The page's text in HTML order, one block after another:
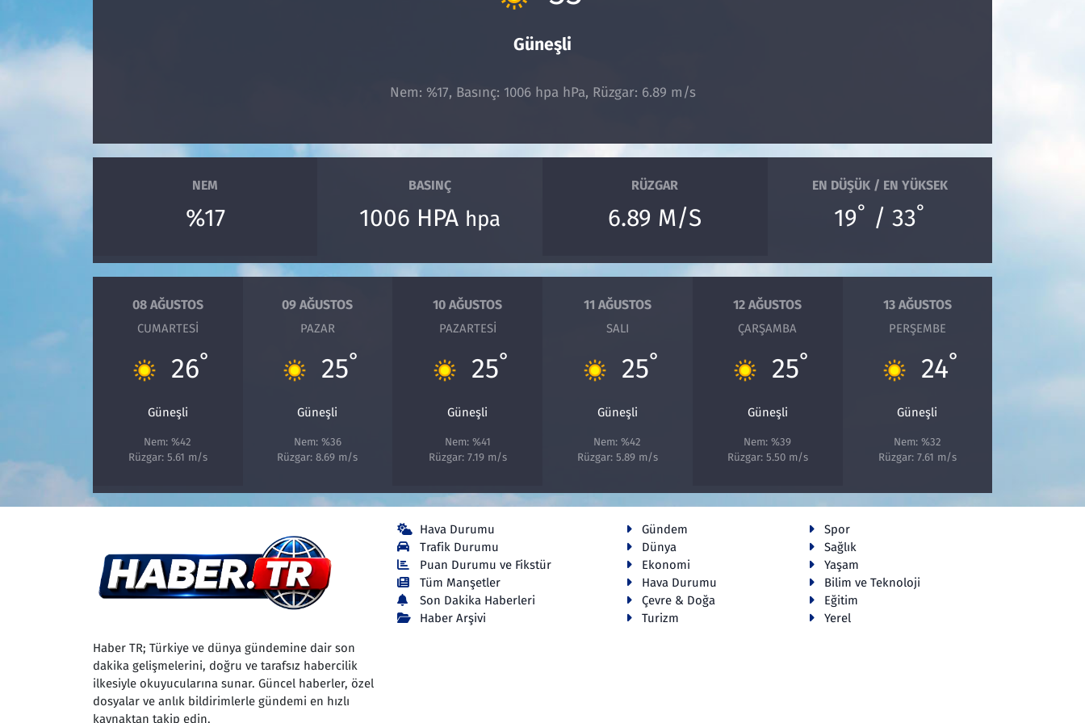
Güneşli
Nem: %17, Basınç: 1006 hpa hPa, Rüzgar: 6.89 m/s
NEM
%17
BASINÇ
1006 HPA hpa
RÜZGAR
6.89 M/S
EN DÜŞÜK / EN YÜKSEK
19° / 33°
08 AĞUSTOS
CUMARTESI
26°
Güneşli
Nem: %42
Rüzgar: 5.61 m/s
09 AĞUSTOS
PAZAR
25°
Güneşli
Nem: %36
Rüzgar: 8.69 m/s
10 AĞUSTOS
PAZARTESI
25°
Güneşli
Nem: %41
Rüzgar: 7.19 m/s
11 AĞUSTOS
SALI
25°
Güneşli
Nem: %42
Rüzgar: 5.89 m/s
12 AĞUSTOS
ÇARŞAMBA
25°
Güneşli
Nem: %39
Rüzgar: 5.50 m/s
13 AĞUSTOS
PERŞEMBE
24°
Güneşli
Nem: %32
Rüzgar: 7.61 m/s
Haber TR; Türkiye ve dünya gündemine dair son
dakika gelişmelerini, doğru ve tarafsız habercilik
ilkesiyle okuyucularına sunar. Güncel haberler, özel
dosyalar ve anlık bildirimlerle gündemi en hızlı
kaynaktan takip edin.
Hava Durumu
Trafik Durumu
Puan Durumu ve Fikstür
Tüm Manşetler
Son Dakika Haberleri
Haber Arşivi
Gündem
Spor
Dünya
Sağlık
Ekonomi
Yaşam
Hava Durumu
Bilim ve Teknoloji
Çevre & Doğa
Eğitim
Turizm
Yerel
Çevre & Doğa